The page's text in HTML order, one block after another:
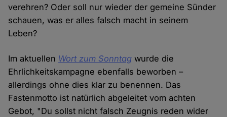
verehren? Oder soll nur wieder der gemeine Sünder
schauen, was er alles falsch macht in seinem
Leben?
Im aktuellen Wort zum Sonntag wurde die
Ehrlichkeitskampagne ebenfalls beworben –
allerdings ohne dies klar zu benennen. Das
Fastenmotto ist natürlich abgeleitet vom achten
Gebot, "Du sollst nicht falsch Zeugnis reden wider